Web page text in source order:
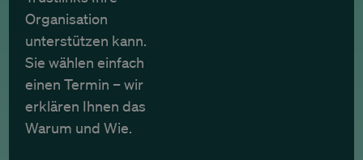
Organisation
unterstützen kann.
Sie wählen einfach
einen Termin – wir
erklären Ihnen das
Warum und Wie.